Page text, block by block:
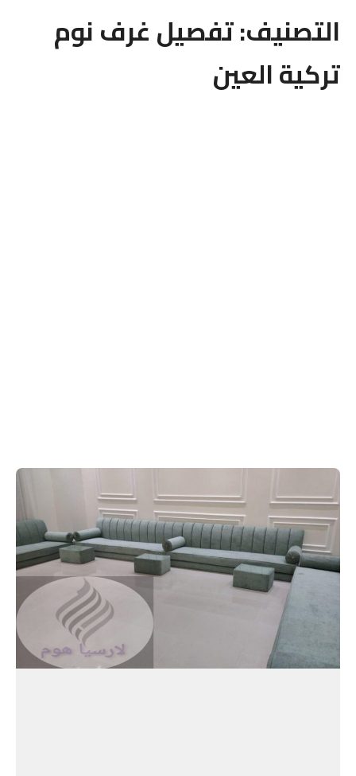
التصنيف:تفصيل غرف نوم
تركية العين